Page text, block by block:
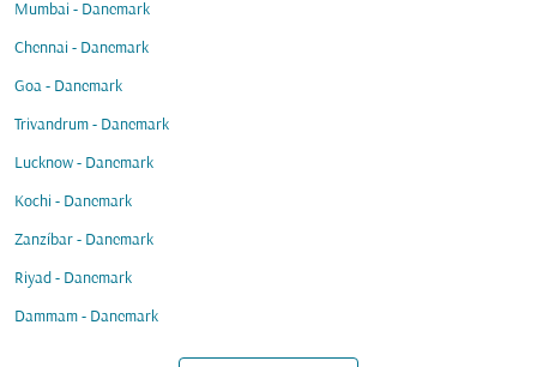
Mumbai - Danemark
Chennai - Danemark
Goa - Danemark
Trivandrum - Danemark
Lucknow - Danemark
Kochi - Danemark
Zanzíbar - Danemark
Riyad - Danemark
Dammam - Danemark